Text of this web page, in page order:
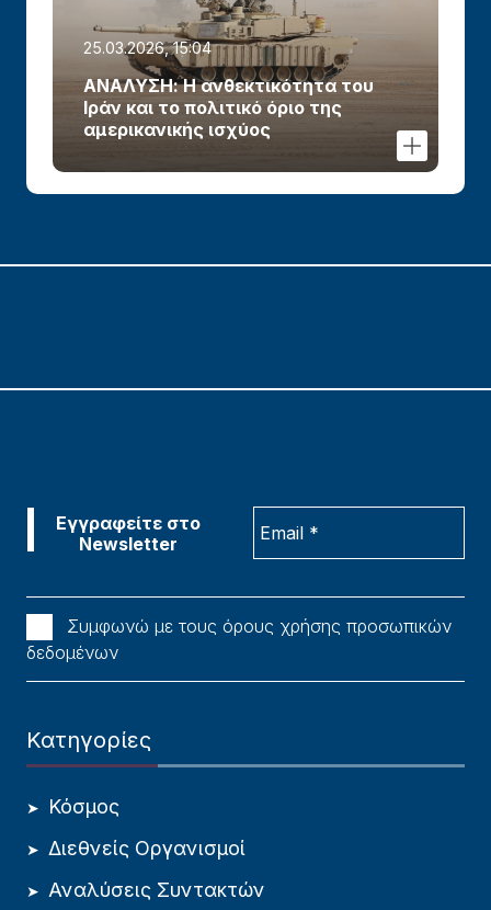
25.03.2026, 15:04
ΑΝΑΛΥΣΗ: Η ανθεκτικότητα του
Ιράν και το πολιτικό όριο της
αμερικανικής ισχύος
Συμφωνώ με τους όρους χρήσης προσωπικών
δεδομένων
Κατηγορίες
Κόσμος
Διεθνείς Οργανισμοί
Αναλύσεις Συντακτών